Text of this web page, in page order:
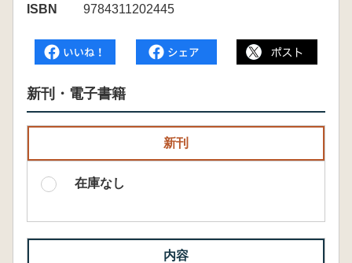
ISBN
9784311202445
新刊・電子書籍
新刊
在庫なし
内容